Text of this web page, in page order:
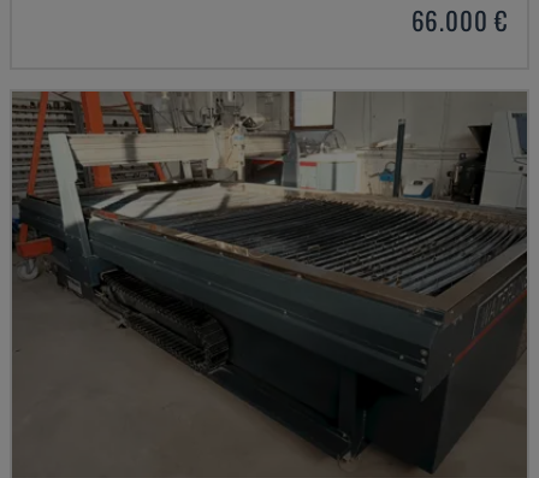
66.000 €